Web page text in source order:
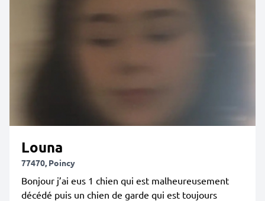
Louna
77470, Poincy
Bonjour j’ai eus 1 chien qui est malheureusement
décédé puis un chien de garde qui est toujours